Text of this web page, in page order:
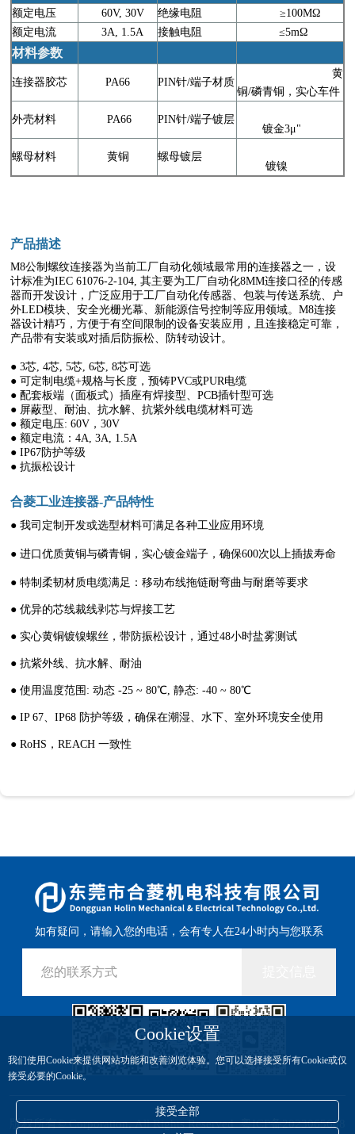
Cookie设置
我们使用Cookie来提供网站功能和改善浏览体验。您可以选择接受所有Cookie或仅
接受必要的Cookie。
接受全部
额定电压 60V, 30V 绝缘电阻
≥100MΩ
额定电流
3A, 1.5A 接触电阻 ≤5mΩ
材料参数
连接器胶芯 PA66 PIN针/端子材质
黄
铜/磷青铜，实心车件
外壳材料 PA66
PIN针/端子镀层
镀金3μ"
螺母材料 黄铜
螺母镀层
镀镍
产品描述
M8公制螺纹连接器为当前工厂自动化领域最常用的连接器之一，设
计标准为IEC 61076-2-104, 其主要为工厂自动化8MM连接口径的传感
器而开发设计，广泛应用于工厂自动化传感器、包装与传送系统、户
外LED模块、安全光栅光幕、新能源信号控制等应用领域。M8连接
器设计精巧，方便于有空间限制的设备安装应用，且连接稳定可靠，
产品带有安装或对插后防振松、防转动设计。
● 3芯, 4芯, 5芯, 6芯, 8芯可选
● 可定制电缆+规格与长度，预铸PVC或PUR电缆
● 配套板端（面板式）插座有焊接型、PCB插针型可选
● 屏蔽型、耐油、抗水解、抗紫外线电缆材料可选
● 额定电压: 60V，30V
● 额定电流：4A, 3A, 1.5A
● IP67防护等级
● 抗振松设计
合菱工业连接器-产品特性
● 我司定制开发或选型材料可满足各种工业应用环境
● 进口优质黄铜与磷青铜，实心镀金端子，确保600次以上插拔寿命
● 特制柔韧材质电缆满足：移动布线拖链耐弯曲与耐磨等要求
● 优异的芯线裁线剥芯与焊接工艺
● 实心黄铜镀镍螺丝，带防振松设计，通过48小时盐雾测试
● 抗紫外线、抗水解、耐油
● 使用温度范围: 动态 -25 ~ 80℃, 静态: -40 ~ 80℃
● IP 67、IP68 防护等级，确保在潮湿、水下、室外环境安全使用
● RoHS，REACH 一致性
如有疑问，请输入您的电话，会有专人在24小时内与您联系
版权所有© Corporation, All Rights Reserved 粤ICP备2023065688